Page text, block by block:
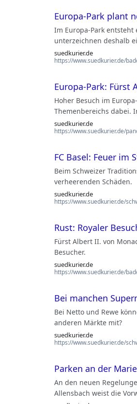
Europa-Park plant
Im Europa-Park entsteht
unterzeichnen deshalb
suedkurier.de
https://www.suedkurier.de/
Europa-Park: Fürst
Hoher Besuch im
Themenbereichs dabei.
suedkurier.de
https://www.suedkurier.de/
FC Basel: Feuer im
Beim Schweizer
verheerenden Schäden.
suedkurier.de
https://www.suedkurier.de/
Rust: Royaler
Fürst Albert II. von
Besucher.
suedkurier.de
https://www.suedkurier.de/
Bei manchen
Bei Netto und Rewe
anderen Märkte mit?
suedkurier.de
https://www.suedkurier.de/
Parken an der
An den neuen
Allensbach weist die